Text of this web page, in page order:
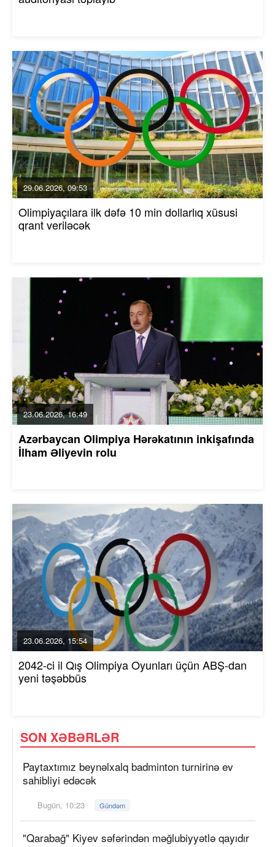
29.06.2026, 09:53
Olimpiyaçılara ilk dəfə 10 min dollarlıq xüsusi
qrant veriləcək
23.06.2026, 16:49
Azərbaycan Olimpiya Hərəkatının inkişafında
İlham Əliyevin rolu
23.06.2026, 15:54
2042-ci il Qış Olimpiya Oyunları üçün ABŞ-dan
yeni təşəbbüs
SON XƏBƏRLƏR
Paytaxtımız beynəlxalq badminton turnirinə ev
sahibliyi edəcək
Bugün, 10:23 Gündəm
"Qarabağ" Kiyev səfərindən məğlubiyyətlə qayıdır